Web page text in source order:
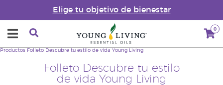
Elige tu objetivo de bienestar
0
Folleto Descubre tu estilo
de vida Young Living
Productos Folleto Descubre tu estilo de vida Young Living